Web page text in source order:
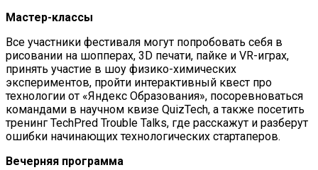
Мастер-классы
Все участники фестиваля могут попробовать себя в
рисовании на шопперах, 3D печати, пайке и VR-играх,
принять участие в шоу физико-химических
экспериментов, пройти интерактивный квест про
технологии от «Яндекс Образования», посоревноваться
командами в научном квизе QuizTech, а также посетить
тренинг TechPred Trouble Talks, где расскажут и разберут
ошибки начинающих технологических стартаперов.
Вечерняя программа